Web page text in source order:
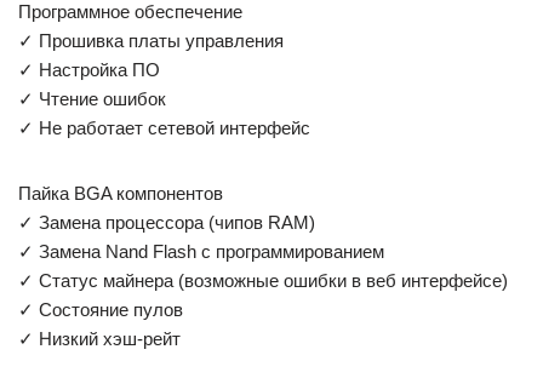
Программное обеспечение
✓ Прошивка платы управления
✓ Настройка ПО
✓ Чтение ошибок
✓ Не работает сетевой интерфейс
Пайка BGA компонентов
✓ Замена процессора (чипов RAM)
✓ Замена Nand Flash с программированием
✓ Статус майнера (возможные ошибки в веб интерфейсе)
✓ Состояние пулов
✓ Низкий хэш-рейт